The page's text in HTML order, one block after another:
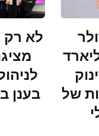
דולר
5.1 מיליארד
זינוק
של
לא רק
בענן